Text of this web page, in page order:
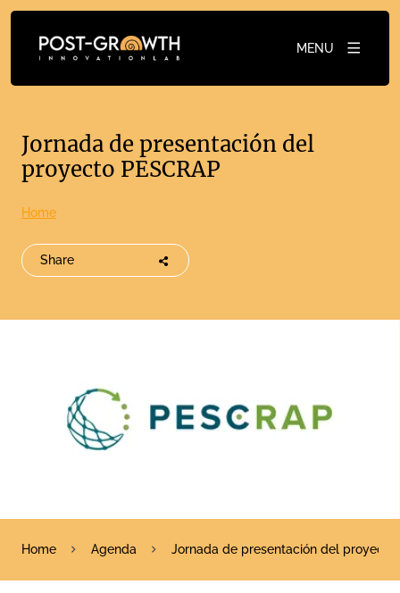
MENU
Jornada de presentación del
proyecto PESCRAP
Home
Share
Home Agenda Jornada de presentación del proyecto